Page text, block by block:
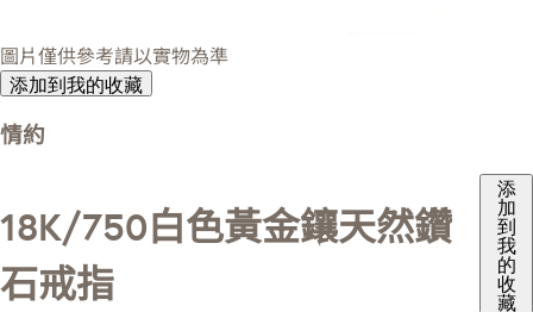
圖片僅供參考請以實物為準
添加到我的收藏
情約
18K/750白色黃金鑲天然鑽
石戒指
添
加
到
我
的
收
藏